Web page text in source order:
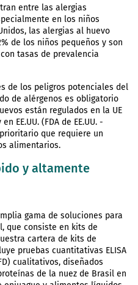
entre las alergias
en los niños
las alergias al huevo
de los niños pequeños y son
tasas de prevalencia
de los peligros potenciales del
de alérgenos es obligatorio
están regulados en la UE
EE.UU. (FDA de EE.UU. -
prioritario que requiere un
alimentarios.
y altamente
gama de soluciones para
que consiste en kits de
cartera de kits de
pruebas cuantitativas ELISA
cualitativos, diseñados
de la nuez de Brasil en